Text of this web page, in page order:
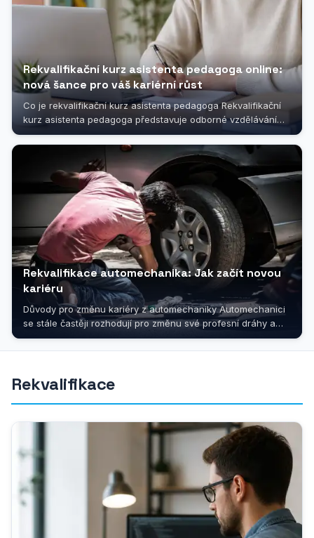
Rekvalifikační kurz asistenta pedagoga online:
nová šance pro váš kariérní růst
Co je rekvalifikační kurz asistenta pedagoga Rekvalifikační
kurz asistenta pedagoga představuje odborné vzdělávání
určené pro všechny,...
Rekvalifikace automechanika: Jak začít novou
kariéru
Důvody pro změnu kariéry z automechaniky Automechanici
se stále častěji rozhodují pro změnu své profesní dráhy a
hledají nové možnosti...
Rekvalifikace